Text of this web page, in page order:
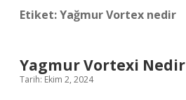
Etiket:Yağmur Vortex nedir
Yagmur Vortexi Nedir
Tarih: Ekim 2, 2024